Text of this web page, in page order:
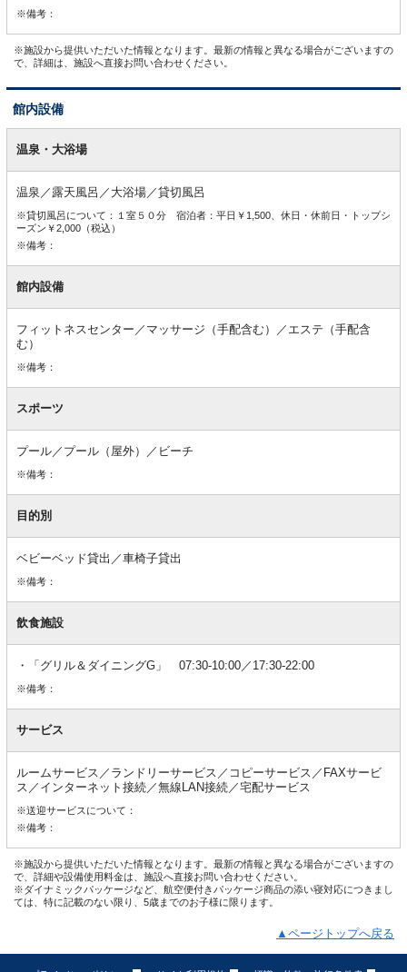
※備考：
※施設から提供いただいた情報となります。最新の情報と異なる場合がございますの
で、詳細は、施設へ直接お問い合わせください。
館内設備
内温泉・大浴場
温泉／露天風呂／大浴場／貸切風呂
※貸切風呂について：１室５０分 宿泊者：平日￥1,500、休日・休前日・トップシ
ーズン￥2,000（税込）
※備考：
館内設備
フィットネスセンター／マッサージ（手配含む）／エステ（手配含
む）
※備考：
スポーツ
プール／プール（屋外）／ビーチ
※備考：
目的別
ベビーベッド貸出／車椅子貸出
※備考：
飲食施設
「グリル＆ダイニングG」 07:30-10:00／17:30-22:00
※備考：
サービス
ルームサービス／ランドリーサービス／コピーサービス／FAXサービ
ス／インターネット接続／無線LAN接続／宅配サービス
※送迎サービスについて：
※備考：
※施設から提供いただいた情報となります。最新の情報と異なる場合がございますの
で、詳細や設備使用料金は、施設へ直接お問い合わせください。
※ダイナミックパッケージなど、航空便付きパッケージ商品の添い寝対応につきまし
ては、特に記載のない限り、5歳までのお子様に限ります。
▲ページトップへ戻る